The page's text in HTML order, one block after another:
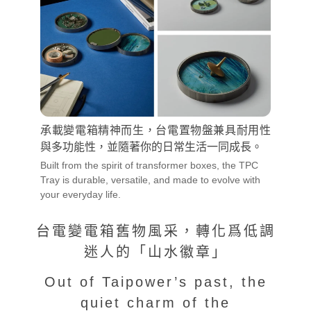
承載變電箱精神而生，台電置物盤兼具耐用性
與多功能性，並隨著你的日常生活一同成長。
Built from the spirit of transformer boxes, the TPC
Tray is durable, versatile, and made to evolve with
your everyday life.
台電變電箱舊物風采，轉化爲低調
迷人的「山水徽章」
Out of Taipower’s past, the
quiet charm of the